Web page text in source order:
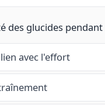
des glucides pendant
avec l'effort